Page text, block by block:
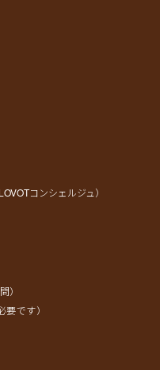
コンシェルジュ）
）
です）